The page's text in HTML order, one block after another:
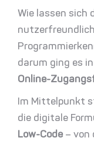
Wie lassen sich
darum ging es
Online-
Im Mittelpunkt
die digitale
Low-Code– von